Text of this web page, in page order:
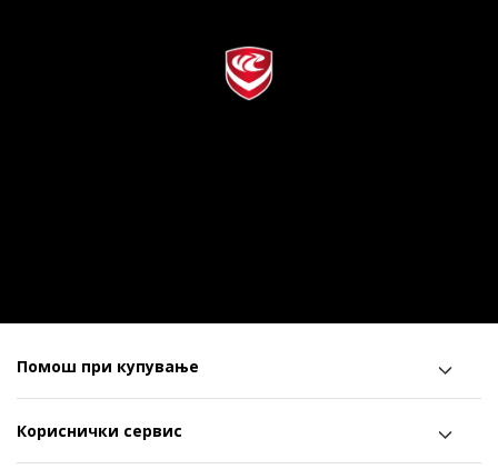
Помош при купување
Кориснички сервис